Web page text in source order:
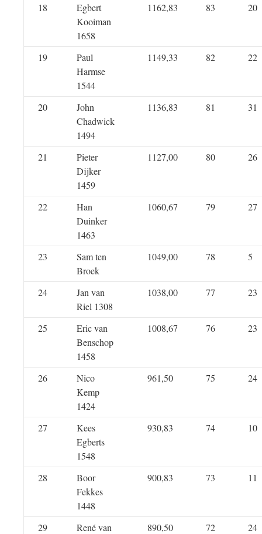
18
Egbert
Kooiman
1658
1162,83 83 20
19
Paul
Harmse
1544
1149,33 82 22
20
John
Chadwick
1494
1136,83 81 31
21
Pieter
Dijker
1459
1127,00 80 26
22
Han
Duinker
1463
1060,67 79 27
23
Sam ten
Broek
1049,00 78 5
24
Jan van
Riel 1308
1038,00 77 23
25
Eric van
Benschop
1458
1008,67 76 23
26
Nico
Kemp
1424
961,50 75 24
27
Kees
Egberts
1548
930,83 74 10
28
Boor
Fekkes
1448
900,83 73 11
29
René van
890,50 72 24